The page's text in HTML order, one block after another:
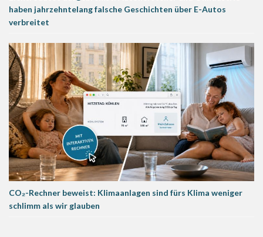
haben jahrzehntelang falsche Geschichten über E-Autos
verbreitet
CO₂-Rechner beweist: Klimaanlagen sind fürs Klima weniger
schlimm als wir glauben